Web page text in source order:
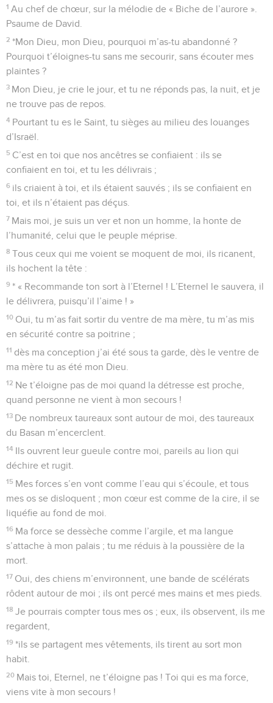
1 Au chef de chœur, sur la mélodie de « Biche de l’aurore ».
Psaume de David.
2 *Mon Dieu, mon Dieu, pourquoi m’as-tu abandonné ?
Pourquoi t’éloignes-tu sans me secourir, sans écouter mes
plaintes ?
3 Mon Dieu, je crie le jour, et tu ne réponds pas, la nuit, et je
ne trouve pas de repos.
4 Pourtant tu es le Saint, tu sièges au milieu des louanges
d’Israël.
5 C’est en toi que nos ancêtres se confiaient : ils se
confiaient en toi, et tu les délivrais ;
6 ils criaient à toi, et ils étaient sauvés ; ils se confiaient en
toi, et ils n’étaient pas déçus.
7 Mais moi, je suis un ver et non un homme, la honte de
l’humanité, celui que le peuple méprise.
8 Tous ceux qui me voient se moquent de moi, ils ricanent,
ils hochent la tête :
9 * « Recommande ton sort à l’Eternel ! L’Eternel le sauvera, il
le délivrera, puisqu’il l’aime ! »
10 Oui, tu m’as fait sortir du ventre de ma mère, tu m’as mis
en sécurité contre sa poitrine ;
11 dès ma conception j’ai été sous ta garde, dès le ventre de
ma mère tu as été mon Dieu.
12 Ne t’éloigne pas de moi quand la détresse est proche,
quand personne ne vient à mon secours !
13 De nombreux taureaux sont autour de moi, des taureaux
du Basan m’encerclent.
14 Ils ouvrent leur gueule contre moi, pareils au lion qui
déchire et rugit.
15 Mes forces s’en vont comme l’eau qui s’écoule, et tous
mes os se disloquent ; mon cœur est comme de la cire, il se
liquéfie au fond de moi.
16 Ma force se dessèche comme l’argile, et ma langue
s’attache à mon palais ; tu me réduis à la poussière de la
mort.
17 Oui, des chiens m’environnent, une bande de scélérats
rôdent autour de moi ; ils ont percé mes mains et mes pieds.
18 Je pourrais compter tous mes os ; eux, ils observent, ils me
regardent,
19 *ils se partagent mes vêtements, ils tirent au sort mon
habit.
20 Mais toi, Eternel, ne t’éloigne pas ! Toi qui es ma force,
viens vite à mon secours !